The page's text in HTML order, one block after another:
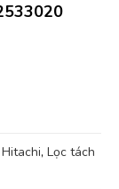
, Lọc tách